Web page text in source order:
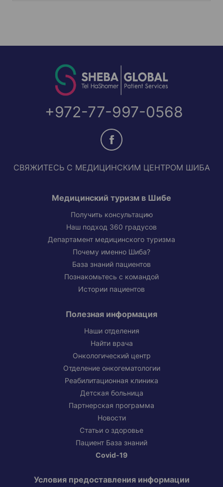
+972-77-997-0568
СВЯЖИТЕСЬ С МЕДИЦИНСКИМ ЦЕНТРОМ ШИБА
Медицинский туризм в Шибе
Получить консультацию
Наш подход 360 градусов
Департамент медицинского туризма
Почему именно Шиба?
База знаний пациентов
Познакомьтесь с командой
Истории пациентов
Полезная информация
Наши отделения
Найти врача
Онкологический центр
Отделение онкогематологии
Реабилитационная клиника
Детская больница
Партнерская программа
Новости
Статьи о здоровье
Пациент База знаний
Covid-19
Условия предоставления информации